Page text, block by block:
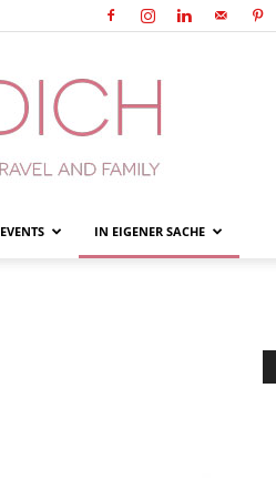
EVENTS IN EIGENER SACHE